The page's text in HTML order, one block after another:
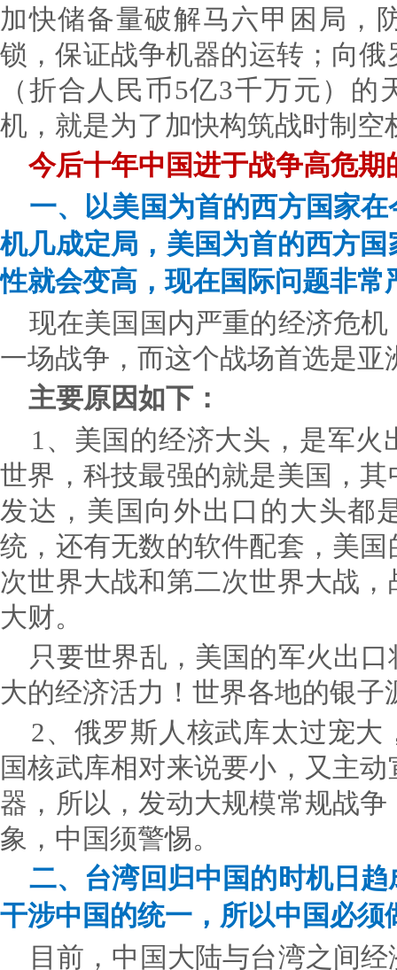
加快储备量破解马六甲困局，
锁，保证战争机器的运转；向俄
（折合人民币5亿3千万元）的
机，就是为了加快构筑战时制空
今后十年中国进于战争高危期
一、以美国为首的西方国家在
机几成定局，美国为首的西方
性就会变高，现在国际问题非常
现在美国国内严重的经济危机
一场战争，而这个战场首选是
主要原因如下：
1、美国的经济大头，是军火
世界，科技最强的就是美国，
发达，美国向外出口的大头都
统，还有无数的软件配套，美
次世界大战和第二次世界大战
大财。
只要世界乱，美国的军火出口
大的经济活力！世界各地的银
2、俄罗斯人核武库太过宠大
国核武库相对来说要小，又主
器，所以，发动大规模常规战
象，中国须警惕。
二、台湾回归中国的时机日趋
干涉中国的统一，所以中国必须
目前，中国大陆与台湾之间经